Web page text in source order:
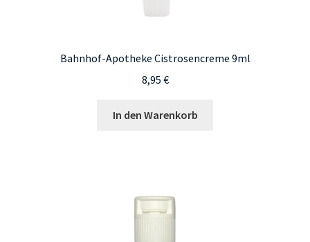
Bahnhof-Apotheke Cistrosencreme 9ml
8,95 €
In den Warenkorb